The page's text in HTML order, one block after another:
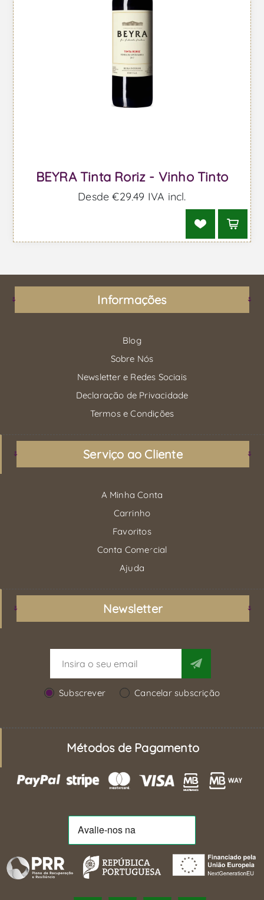
BEYRA Tinta Roriz - Vinho Tinto
Desde €29,49 IVA incl.
Informações
Blog
Sobre Nós
Newsletter e Redes Sociais
Declaração de Privacidade
Termos e Condições
Serviço ao Cliente
A Minha Conta
Carrinho
Favoritos
Conta Comercial
Ajuda
Newsletter
Subscrever Cancelar subscrição
Métodos de Pagamento